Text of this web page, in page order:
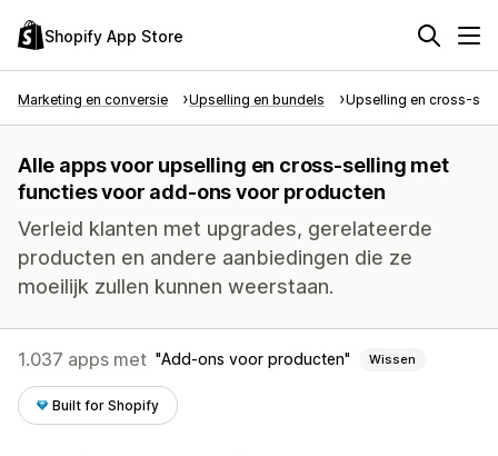
Shopify App Store
Marketing en conversie Upselling en bundels Upselling en cross-
Alle apps voor upselling en cross-selling met
functies voor add-ons voor producten
Verleid klanten met upgrades, gerelateerde
producten en andere aanbiedingen die ze
moeilijk zullen kunnen weerstaan.
1.037 apps met Add-ons voor producten Wissen
Built for Shopify